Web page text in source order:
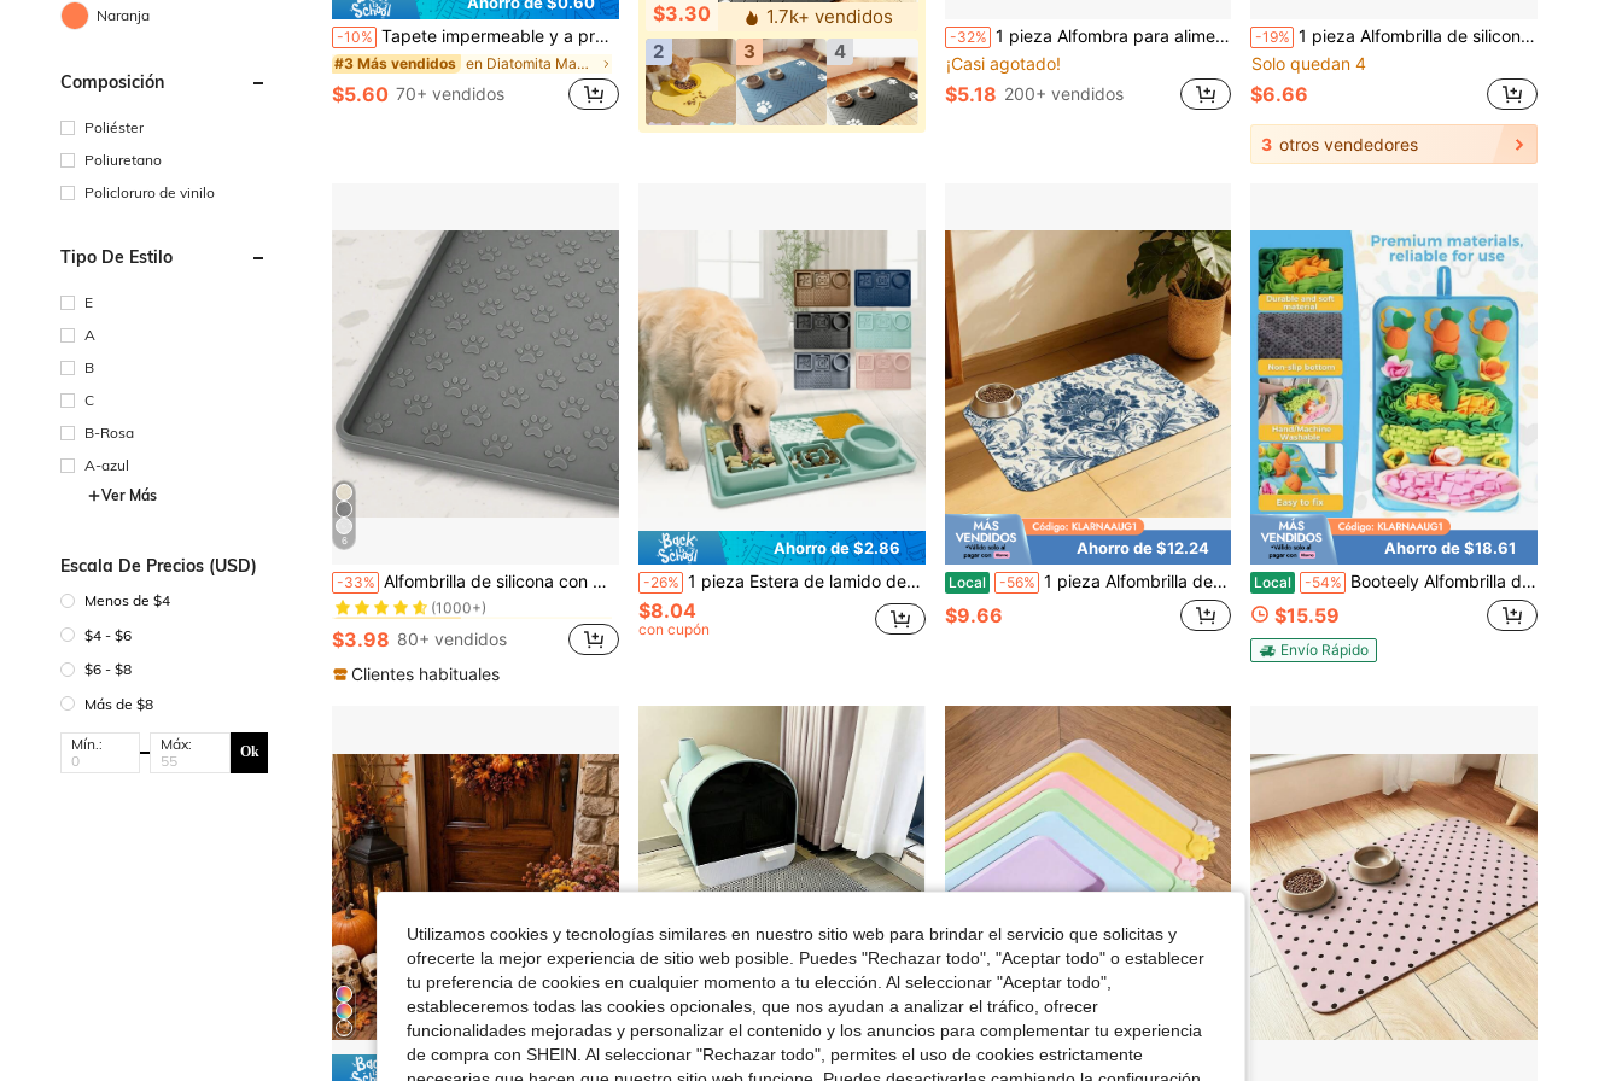
Naranja
Composición
Poliéster
Poliuretano
Policloruro de vinilo
Tipo De Estilo
E
A
B
C
B-Rosa
A-azul
Ver Más
Escala De Precios (USD)
Menos de $4
$4 - $6
$6 - $8
Más de $8
Mín.: Máx: Ok
-10% Tapete impermeable y a prueba de salpicaduras para alimentar gatos/perros - Fácil de limpiar, resistente a arañazos hecho de una mezcla de tierra de diatomeas
#3 Más vendidos en Diatomita Manteles individuales para mascotas
$5.60 70+ vendidos
$3.30
1.7k+ vendidos
2
3 4
-32% 1 pieza Alfombra para alimentar mascotas con estampado de leopardo negro, base de goma antideslizante, superficie absorbente de agua y resistente a la suciedad, adecuada para gatos y perros
¡Casi agotado!
$5.18 200+ vendidos
-19% 1 pieza Alfombrilla de silicona antideslizante con forma de hueso para cuenco de perro, alfombrilla de alimentación para mascotas engrosada e impermeable con bordes elevados para evitar derrames, adecuada para perros y gatos pequeños y medianos, diseño de huella de pata, duradera y fácil de limpiar
Solo quedan 4
$6.66
3 otros vendedores
6
-33% Alfombrilla de silicona con muchas huellas de patas para mascotas, perro y gato, impermeable para prevenir el desbordamiento de comida y agua
#3 Más vendidos
(1000+)
#3 Más vendidos
(1000+)
#3 Más vendidos
(1000+)
#3 Más vendidos
en Bloque de color Manteles individuales para masc
(1000+)
$3.98 80+ vendidos
Clientes habituales
Ahorro de $2.86
-26% 1 pieza Estera de lamido de silicona para mascotas, con ventosa, estera de alimento multipropósito para mascotas, tazón de alimentación lenta para mascotas para aliviar la ansiedad y el aburrimiento, bandeja de alimentación
$8.04
con cupón
Ahorro de $12.24
Local -56% 1 pieza Alfombrilla de alimentación para mascotas con estampado floral paisley vintage, almohadilla absorbente para cuenco de perro y gato, secado rápido, sin manchas, respaldo antideslizante – 12x16/20x24 pulgadas
$9.66
Ahorro de $18.61
Local -54% Booteely Alfombrilla de entrenamiento olfativo para perros grandes - 79 cm x 43 cm. Base lavable con diseño antideslizante. Adecuada para entrenamiento de ocultación de comida, estimulación intelectual y alivio del estrés. Contiene un juguete de zanahoria que produce sonido. Duradera y resistente al desgaste.
$15.59
Envío Rápido
Ahorro de $3.50 Ahorro de $0.60
Utilizamos cookies y tecnologías similares en nuestro sitio web para brindar el servicio que solicitas y
ofrecerte la mejor experiencia de sitio web posible. Puedes "Rechazar todo", "Aceptar todo" o establecer
tu preferencia de cookies en cualquier momento a tu elección. Al seleccionar "Aceptar todo",
estableceremos todas las cookies opcionales, que nos ayudan a analizar el tráfico, ofrecer
funcionalidades mejoradas y personalizar el contenido y los anuncios para complementar tu experiencia
de compra con SHEIN. Al seleccionar "Rechazar todo", permites el uso de cookies estrictamente